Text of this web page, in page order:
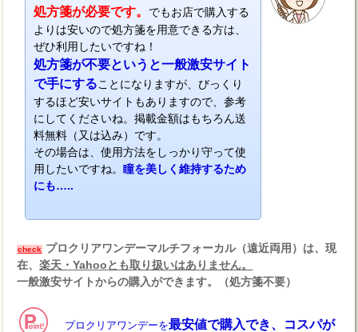
処方箋が必要です。 でもお店で購入する
よりは安いので処方箋を用意できる方は、
ぜひ利用したいですね！
処方箋が不要というと一般激安サイト
で手にすることになりますが、びっくり
するほど安いサイトもありますので、参考
にしてくださいね。掲載金額はもちろん送
料無料（又は込み）です。
その場合は、使用方法をしっかり守って使
用したいですね。瞳を美しく維持するため
にも…..
check
プロクリアワンデーマルチフォーカル（遠近両用）は、現
在、楽天・Yahooとも取り扱いはありません。
一般激安サイトからの購入ができます。（処方箋不要）
プロクリアワンデーを最安値で購入でき、コスパが